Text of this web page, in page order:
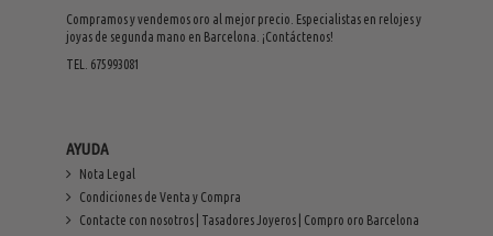
Compramos y vendemos oro al mejor precio. Especialistas en relojes y
joyas de segunda mano en Barcelona. ¡Contáctenos!
TEL. 675993081
AYUDA
Nota Legal
Condiciones de Venta y Compra
Contacte con nosotros | Tasadores Joyeros | Compro oro Barcelona